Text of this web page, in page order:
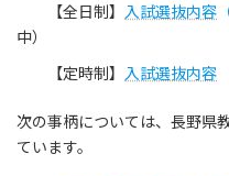
【全日制】 入試選抜内容
中）
【定時制】
入試選抜内容
次の事柄については、長野県
ています。